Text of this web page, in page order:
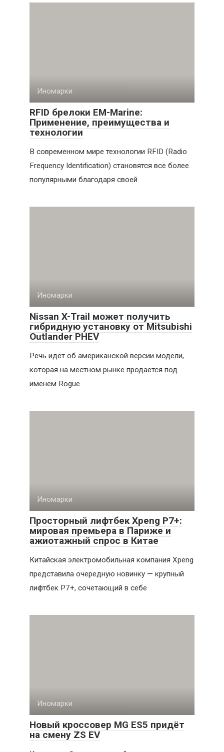
Иномарки
RFID брелоки EM-Marine:
Применение, преимущества и
технологии
В современном мире технологии RFID (Radio
Frequency Identification) становятся все более
популярными благодаря своей
Иномарки
Nissan X-Trail может получить
гибридную установку от Mitsubishi
Outlander PHEV
Речь идёт об американской версии модели,
которая на местном рынке продаётся под
именем Rogue.
Иномарки
Просторный лифтбек Xpeng P7+:
мировая премьера в Париже и
ажиотажный спрос в Китае
Китайская электромобильная компания Xpeng
представила очередную новинку — крупный
лифтбек P7+, сочетающий в себе
Иномарки
Новый кроссовер MG ES5 придёт
на смену ZS EV